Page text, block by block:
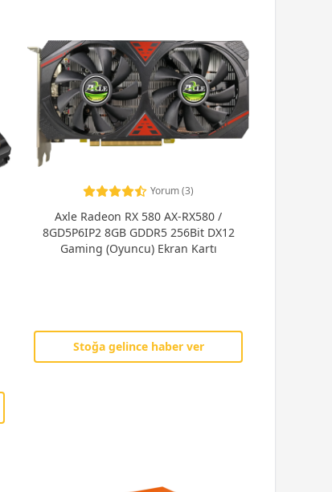
Yorum (3)
Axle Radeon RX 580 AX-RX580 /
8GD5P6IP2 8GB GDDR5 256Bit DX12
Gaming (Oyuncu) Ekran Kartı
Stoğa gelince haber ver